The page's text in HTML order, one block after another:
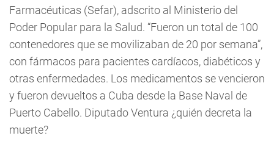
Farmacéuticas (Sefar), adscrito al Ministerio del
Poder Popular para la Salud. “Fueron un total de 100
contenedores que se movilizaban de 20 por semana”,
con fármacos para pacientes cardíacos, diabéticos y
otras enfermedades. Los medicamentos se vencieron
y fueron devueltos a Cuba desde la Base Naval de
Puerto Cabello. Diputado Ventura ¿quién decreta la
muerte?